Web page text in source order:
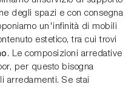
degli spazi e con consegna
un'infinità di mobili
estetico, tra cui trovi
. Le composizioni arredative
per questo bisogna
arredamenti. Se stai